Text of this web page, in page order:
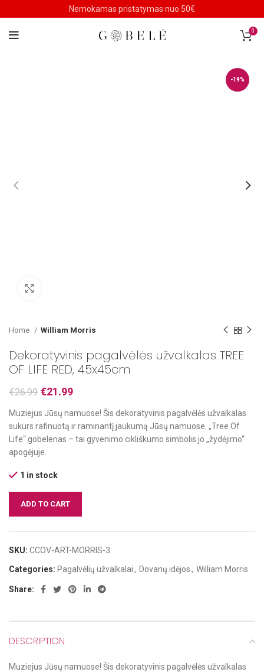
0
-19%
Home William Morris
Dekoratyvinis pagalvėlės užvalkalas TREE
OF LIFE RED, 45x45cm
€26.99 €21.99
Muziejus Jūsų namuose! Šis dekoratyvinis pagalvėlės užvalkalas
sukurs rafinuotą ir raminantį jaukumą Jūsų namuose. „Tree Of
Life“ gobelenas – tai gyvenimo cikliškumo simbolis jo „žydėjimo“
apogėjuje.
1 in stock
ADD TO CART
SKU: CCOV-ART-MORRIS-3
Categories: Pagalvėlių užvalkalai, Dovanų idėjos, William Morris
Share:
DESCRIPTION
Muziejus Jūsų namuose! Šis dekoratyvinis pagalvėlės užvalkalas
Nemokamas pristatymas nuo 50€